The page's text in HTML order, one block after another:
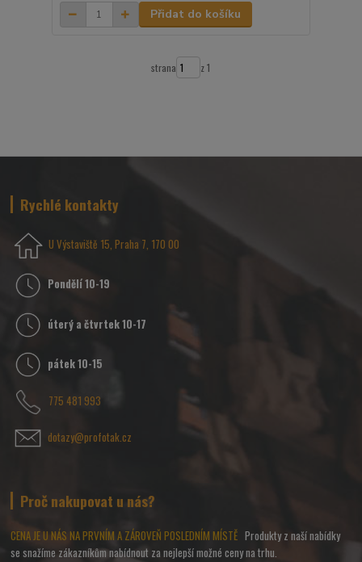
Přidat do košíku
strana z 1
Rychlé kontakty
U Výstaviště 15, Praha 7, 170 00
Pondělí 10-19
úterý a čtvrtek 10-17
pátek 10-15
775 481 993
dotazy@profotak.cz
Proč nakupovat u nás?
CENA JE U NÁS NA PRVNÍM A ZÁROVEŇ POSLEDNÍM MÍSTĚ Produkty z naší nabídky
se snažíme zákazníkům nabídnout za nejlepší možné ceny na trhu.